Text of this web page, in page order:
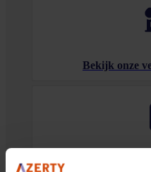
Bekijk onze